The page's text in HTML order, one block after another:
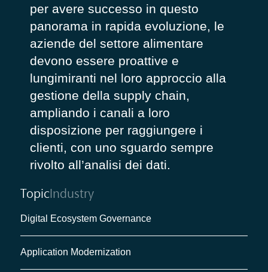
per avere successo in questo
panorama in rapida evoluzione, le
aziende del settore alimentare
devono essere proattive e
lungimiranti nel loro approccio alla
gestione della supply chain,
ampliando i canali a loro
disposizione per raggiungere i
clienti, con uno sguardo sempre
rivolto all’analisi dei dati.
TopicIndustry
Digital Ecosystem Governance
Application Modernization